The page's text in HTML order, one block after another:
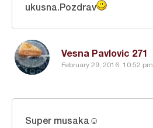
Vesna Pavlovic 271
February 29, 2016, 10:52 pm
ukusna.Pozdrav
Super musaka☺